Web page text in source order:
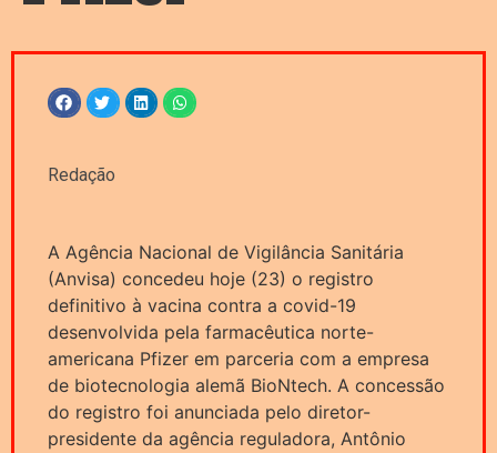
Redação
A Agência Nacional de Vigilância Sanitária
(Anvisa) concedeu hoje (23) o registro
definitivo à vacina contra a covid-19
desenvolvida pela farmacêutica norte-
americana Pfizer em parceria com a empresa
de biotecnologia alemã BioNtech. A concessão
do registro foi anunciada pelo diretor-
presidente da agência reguladora, Antônio